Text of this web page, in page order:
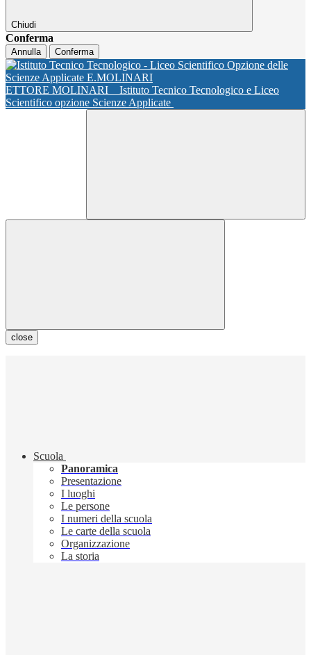
Chiudi
Conferma
Annulla Conferma
ETTORE MOLINARI
Istituto Tecnico Tecnologico e Liceo
Scientifico opzione Scienze Applicate
close
Scuola
Panoramica
Presentazione
I luoghi
Le persone
I numeri della scuola
Le carte della scuola
Organizzazione
La storia